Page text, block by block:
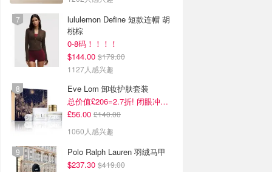
lululemon Define 短款连帽 胡
桃棕
0-8码！！！！
$144.00 $179.00
1127人感兴趣
Eve Lom 卸妆护肤套装
总价值£206=2.7折! 闭眼冲这套
£56.00 £140.00
1060人感兴趣
Polo Ralph Lauren 羽绒马甲
$237.30 $419.00